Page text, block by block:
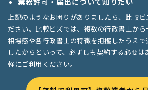
上記のようなお困りがありましたら、比較ビ
ださい。比較ビズでは、複数の行政書士から
相場感や各行政書士の特徴を把握したうえで
したからといって、必ずしも契約する必要
軽にご利用ください。